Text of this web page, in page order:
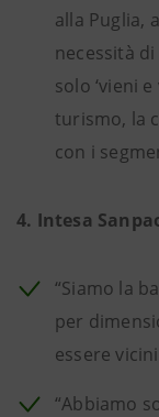
alla Puglia,
necessità
solo ‘vieni
turismo, la
con i
4. Intesa
“Siamo la
per
essere
“Abbiamo